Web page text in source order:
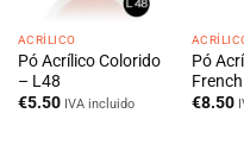
ACRÍLICO
Pó Acrílico Colorido
– L48
€5.50 IVA incluido
Pó
€8.50